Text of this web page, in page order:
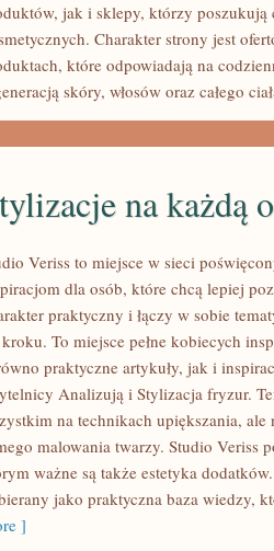
jak i sklepy, którzy poszukują
Charakter strony jest
które odpowiadają na
skóry, włosów oraz całego
na każdą
Veriss to miejsce w sieci
dla osób, które chcą lepiej
praktyczny i łączy w sobie
To miejsce pełne kobiecych
praktyczne artykuły, jak i
Analizują i Stylizacja fryzur.
na technikach upiększania, ale
malowania twarzy. Studio Veriss
ważne są także estetyka
jako praktyczna baza wiedzy,
]